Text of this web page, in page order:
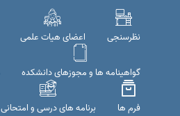
نظرسنجی اعضای هیات علمی
گواهینامه ها و مجوزهای دانشکده
فرم ها برنامه های درسی و امتحانی